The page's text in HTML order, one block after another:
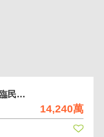
14,240萬
五股(3956坪)保護區農地臨民義路大面寬